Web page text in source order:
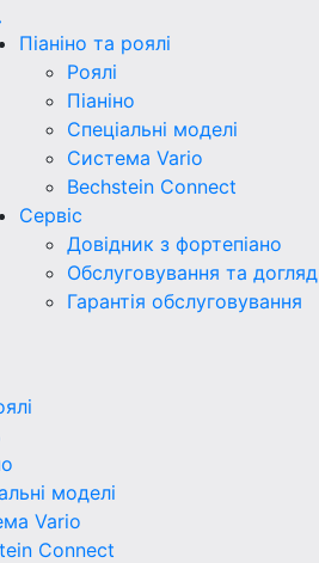
Піаніно та роялі
Роялі
Піаніно
Спеціальні моделі
Система Vario
Bechstein Connect
Сервіс
Довідник з фортепіано
Обслуговування та догляд
Гарантія обслуговування
моделі
Vario
Connect